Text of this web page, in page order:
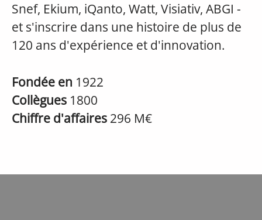
Snef, Ekium, iQanto, Watt, Visiativ, ABGI -
et s'inscrire dans une histoire de plus de
120 ans d'expérience et d'innovation.
Fondée en 1922
Collègues 1800
Chiffre d'affaires 296 M€